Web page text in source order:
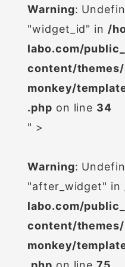
Warning:
"widget_id" in /
labo.com/
content/
monkey/
.php on line 34
" >
Warning:
"after_widget" in
labo.com/
content/
monkey/